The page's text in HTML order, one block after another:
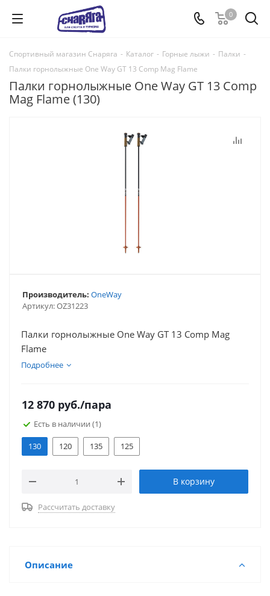
0
Спортивный магазин Снаряга - Каталог - Горные лыжи - Палки -
Палки горнолыжные One Way GT 13 Comp Mag Flame
Палки горнолыжные One Way GT 13 Comp
Mag Flame (130)
Артикул:OZ31223
Производитель: OneWay
Палки горнолыжные One Way GT 13 Comp Mag
Flame
Подробнее
12 870 руб./пара
Есть в наличии (1)
130 120 135 125
В корзину
Рассчитать доставку
Описание